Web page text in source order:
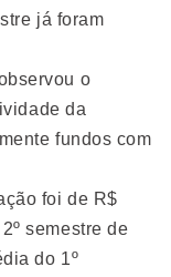
já foram
o
da
fundos com
foi de R$
semestre de
do 1º